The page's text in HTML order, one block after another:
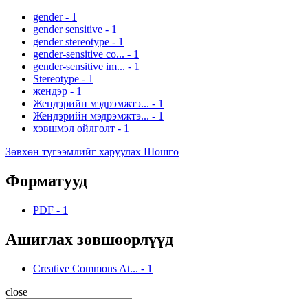
gender - 1
gender sensitive - 1
gender stereotype - 1
gender-sensitive co... - 1
gender-sensitive im... - 1
Stereotype - 1
жендэр - 1
Жендэрийн мэдрэмжтэ... - 1
Жендэрийн мэдрэмжтэ... - 1
хэвшмэл ойлголт - 1
Зөвхөн түгээмлийг харуулах Шошго
Форматууд
PDF - 1
Ашиглах зөвшөөрлүүд
Creative Commons At... - 1
close